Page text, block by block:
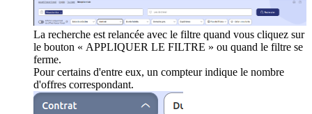
La recherche est relancée avec le filtre quand vous cliquez sur
le bouton « APPLIQUER LE FILTRE » ou quand le filtre se
ferme.
Pour certains d'entre eux, un compteur indique le nombre
d'offres correspondant.